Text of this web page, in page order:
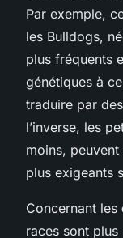
Par exemple,
les Bulldogs,
plus fréquents
génétiques à
traduire par
l’inverse, les
moins,
plus exigeants
Concernant les
races sont